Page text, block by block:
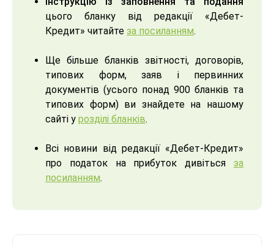
цього бланку від редакції «Дебет-
Кредит» читайте за посиланням.
Ще більше бланків звітності, договорів,
типових форм, заяв і первинних
документів (усього понад 900 бланків та
типових форм) ви знайдете на нашому
сайті у розділі бланків.
Всі новини від редакції «Дебет-Кредит»
про податок на прибуток дивіться за
посиланням.